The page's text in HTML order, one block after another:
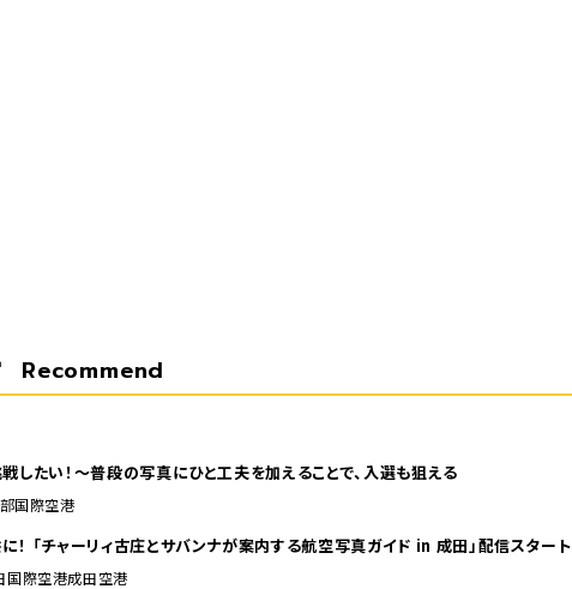
Recommend
したい！～普段の写真にひと工夫を加えることで、入選も狙える
国際空港
「チャーリィ古庄とサバンナが案内する航空写真ガイド in 成田」配信スタート
国際空港成田空港